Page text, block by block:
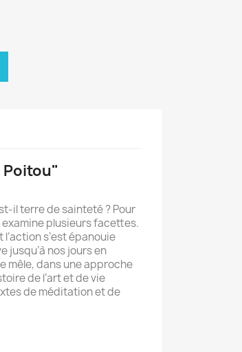
Poitou"
il terre de sainteté ? Pour
plusieurs facettes.
s’est épanouie
jusqu’à nos jours en
mêle, dans une approche
de l’art et de vie
de méditation et de